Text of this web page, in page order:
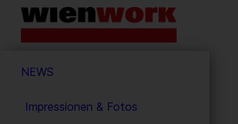
Barrierefreie
Bedienung
Webseite
NEWS
Impressionen & Fotos